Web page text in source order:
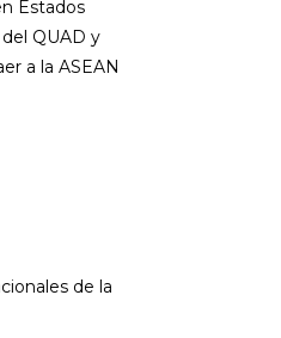
Estados
QUAD y
a la ASEAN
de la